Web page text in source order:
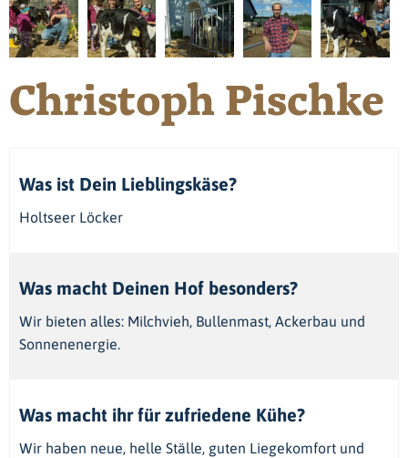
Christoph Pischke
Was ist Dein Lieblingskäse?
Holtseer Löcker
Was macht Deinen Hof besonders?
Wir bieten alles: Milchvieh, Bullenmast, Ackerbau und
Sonnenenergie.
Was macht ihr für zufriedene Kühe?
Wir haben neue, helle Ställe, guten Liegekomfort und